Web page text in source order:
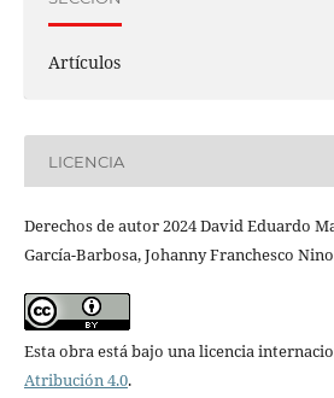
Artículos
LICENCIA
Derechos de autor 2024 David Eduardo
García-Barbosa, Johanny Franchesco Nino
Esta obra está bajo una licencia
Atribución 4.0.